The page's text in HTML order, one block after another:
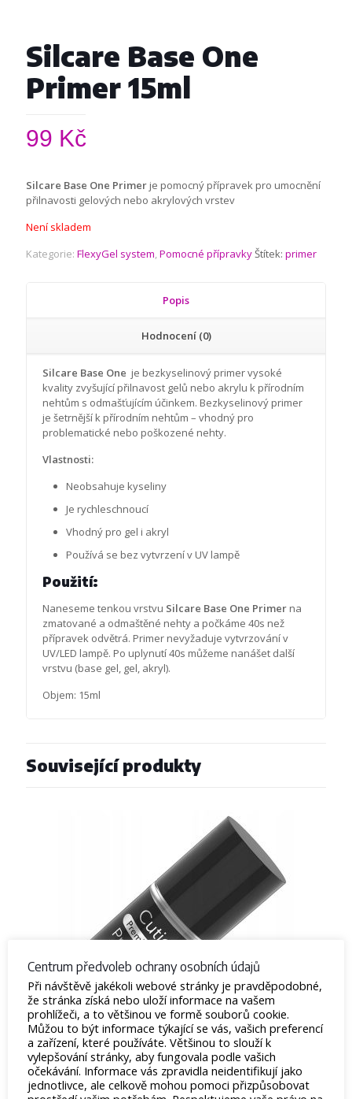
Silcare Base One
Primer 15ml
99 Kč
Silcare Base One Primer je pomocný přípravek pro umocnění
přilnavosti gelových nebo akrylových vrstev
Není skladem
Kategorie: FlexyGel system,Pomocné přípravkyŠtítek: primer
Popis
Hodnocení (0)
Silcare Base One je bezkyselinový primer vysoké
kvality zvyšující přilnavost gelů nebo akrylu k přírodním
nehtům s odmašťujícím účinkem. Bezkyselinový primer
je šetrnější k přírodním nehtům – vhodný pro
problematické nebo poškozené nehty.
Vlastnosti:
Neobsahuje kyseliny
Je rychleschnoucí
Vhodný pro gel i akryl
Používá se bez vytvrzení v UV lampě
Použití:
Naneseme tenkou vrstvu Silcare Base One Primer na
zmatované a odmaštěné nehty a počkáme 40s než
přípravek odvětrá. Primer nevyžaduje vytvrzování v
UV/LED lampě. Po uplynutí 40s můžeme nanášet další
vrstvu (base gel, gel, akryl).
Objem: 15ml
Související produkty
Ochrana kůže – Cuticle Protector
Centrum předvoleb ochrany osobních údajů
Při návštěvě jakékoli webové stránky je pravděpodobné,
že stránka získá nebo uloží informace na vašem
prohlížeči, a to většinou ve formě souborů cookie.
Můžou to být informace týkající se vás, vašich preferencí
a zařízení, které používáte. Většinou to slouží k
vylepšování stránky, aby fungovala podle vašich
očekávání. Informace vás zpravidla neidentifikují jako
jednotlivce, ale celkově mohou pomoci přizpůsobovat